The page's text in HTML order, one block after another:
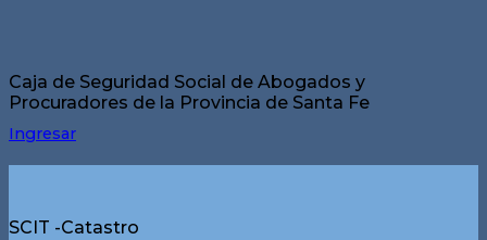
Caja de Seguridad Social de Abogados y
Procuradores de la Provincia de Santa Fe
Ingresar
SCIT -Catastro